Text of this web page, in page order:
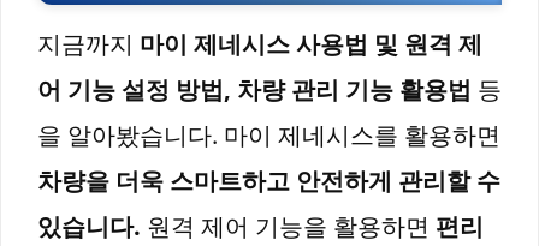
지금까지 마이 제네시스 사용법 및 원격 제
어 기능 설정 방법, 차량 관리 기능 활용법 등
을 알아봤습니다. 마이 제네시스를 활용하면
차량을 더욱 스마트하고 안전하게 관리할 수
있습니다. 원격 제어 기능을 활용하면 편리